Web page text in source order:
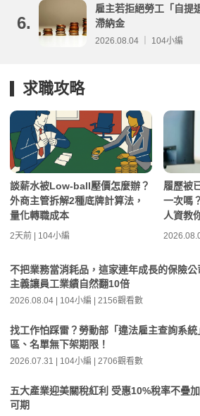
6.
雇主若拒絕勞工「自提
滯納金
2026.08.04 ｜ 104小編
求職攻略
談薪水被Low-ball壓價怎麼辦？
外商主管拆解2種底牌計算法，
量化轉職成本
2天前 | 104小編
履歷被
一次嗎
人資教
不把業務當消耗品，這家連年成長的保險公
主義讓員工業績自然翻10倍
2026.08.04 | 104小編 | 2156觀看數
找工作怕踩雷？勞動部「違法雇主查詢系統
區、名單無下架期限！
2026.07.31 | 104小編 | 2706觀看數
五大產業迎美關稅紅利 受惠10%稅率不疊
可期